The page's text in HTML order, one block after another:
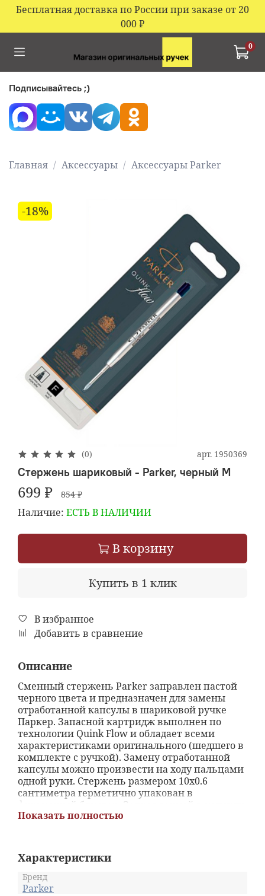
Бесплатная доставка по России при заказе от 20
000₽
0
Главная Аксессуары Аксессуары Parker
-18%
(0) арт. 1950369
Стержень шариковый - Parker, черный M
699 ₽ 854 ₽
Наличие: ЕСТЬ В НАЛИЧИИ
В корзину
Купить в 1 клик
В избранное
Добавить в сравнение
Описание
Сменный стержень Parker заправлен пастой
черного цвета и предназначен для замены
отработанной капсулы в шариковой ручке
Паркер. Запасной картридж выполнен по
технологии Quink Flow и обладает всеми
характеристиками оригинального (шедшего в
комплекте с ручкой). Замену отработанной
капсулы можно произвести на ходу пальцами
одной руки. Стержень размером 10х0.6
сантиметра герметично упакован в
фирменный блистер. Заправленной в капсулу
пасты хватает примерно на 4.5 километра
в основании стержня жировой прослойкой.
Шарик из карбида вольфрама покрыт
лазерной гравировкой с родиевым
напылением. Диаметр пишущего элемента
Показать полностью
Характеристики
Бренд
Parker
Подписывайтесь ;)